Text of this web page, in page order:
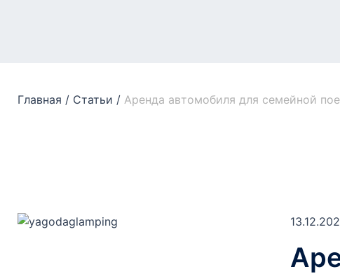
Главная / Статьи / Аренда автомобиля для семейной